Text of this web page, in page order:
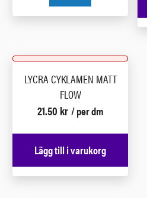
LYCRA CYKLAMEN MATT
FLOW
21.50 kr / per dm
Lägg till i varukorg